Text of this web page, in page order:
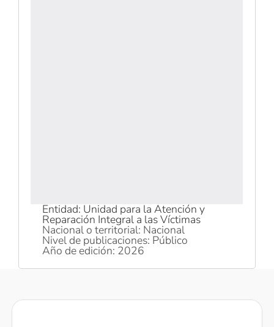
Entidad: Unidad para la Atención y
Reparación Integral a las Víctimas
Nacional o territorial: Nacional
Nivel de publicaciones: Público
Año de edición: 2026